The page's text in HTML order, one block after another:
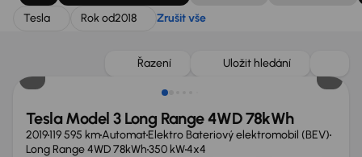
Tesla
Rok od2018 Zrušit vše
Řazení Uložit hledání
Zlevněno o 10 000 Kč
Tesla Model 3 Long Range 4WD 78kWh
2019119 595 kmAutomatElektro Bateriový elektromobil (BEV)
Long Range 4WD 78kWh350 kW4x4